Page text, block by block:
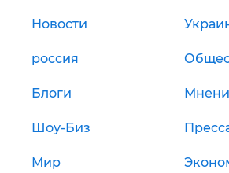
Новости
россия
Блоги
Шоу-Биз
Мир